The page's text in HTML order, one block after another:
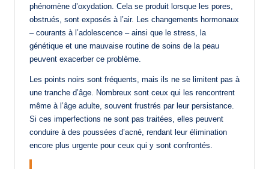
phénomène d’oxydation. Cela se produit lorsque les pores,
obstrués, sont exposés à l’air. Les changements hormonaux
– courants à l’adolescence – ainsi que le stress, la
génétique et une mauvaise routine de soins de la peau
peuvent exacerber ce problème.
Les points noirs sont fréquents, mais ils ne se limitent pas à
une tranche d’âge. Nombreux sont ceux qui les rencontrent
même à l’âge adulte, souvent frustrés par leur persistance.
Si ces imperfections ne sont pas traitées, elles peuvent
conduire à des poussées d’acné, rendant leur élimination
encore plus urgente pour ceux qui y sont confrontés.